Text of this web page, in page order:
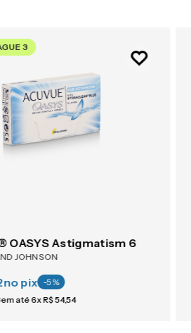
3
OASYS Astigmatism 6
JOHNSON
no pix -5%
em até6xR$54,54